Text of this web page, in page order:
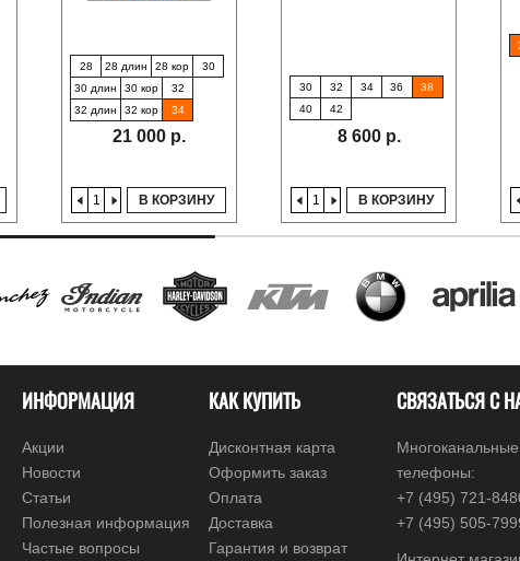
28 28 длин 28 кор
30
30 длин
30 кор
32
32 длин
32 кор 34
21 000 р.
В КОРЗИНУ
30 32 34 36
38
40
42
8 600 р.
В КОРЗИНУ
ИНФОРМАЦИЯ
Акции
Новости
Статьи
Полезная информация
Частые вопросы
КАК КУПИТЬ
Дисконтная карта
Оформить заказ
Оплата
Доставка
Гарантия и возврат
СВЯЗАТЬСЯ С
Многоканальные
телефоны:
+7 (495) 721-
+7 (495) 505-